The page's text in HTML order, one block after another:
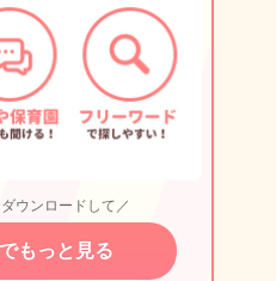
ウンロードして／
もっと見る